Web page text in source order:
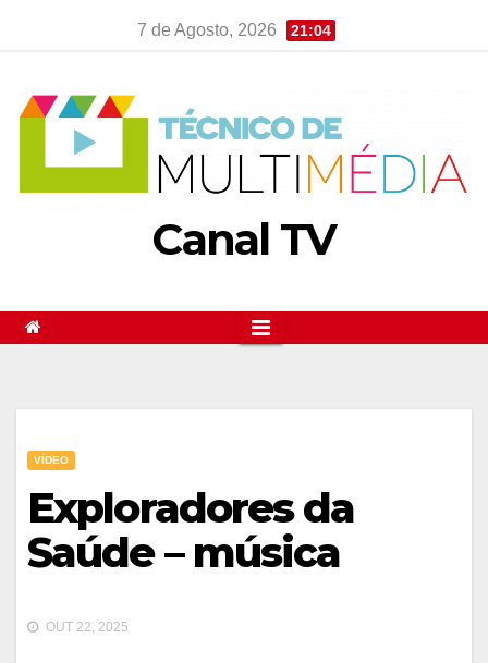
7 de Agosto, 2026 21:04
Canal TV
VÍDEO
Exploradores da
Saúde – música
OUT 22, 2025